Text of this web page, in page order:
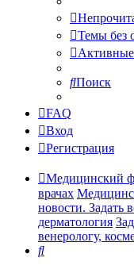
Темы без
Поиск
FAQ
Вход
Регистрация
Медицинский
врачах
новости. Задать
дерматология
венерологу,
Поиск